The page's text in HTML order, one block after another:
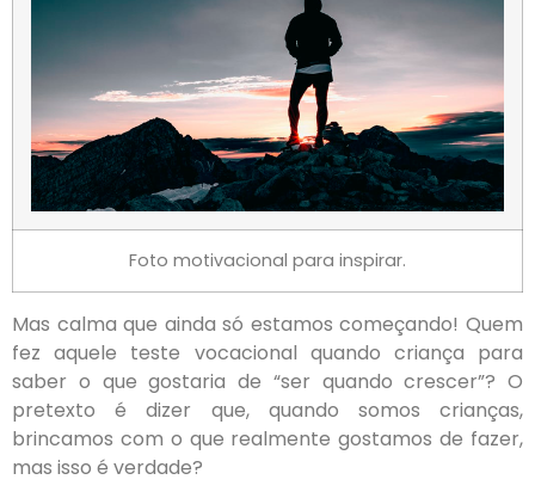
Foto motivacional para inspirar.
Mas calma que ainda só estamos começando! Quem
fez aquele teste vocacional quando criança para
saber o que gostaria de “ser quando crescer”? O
pretexto é dizer que, quando somos crianças,
brincamos com o que realmente gostamos de fazer,
mas isso é verdade?